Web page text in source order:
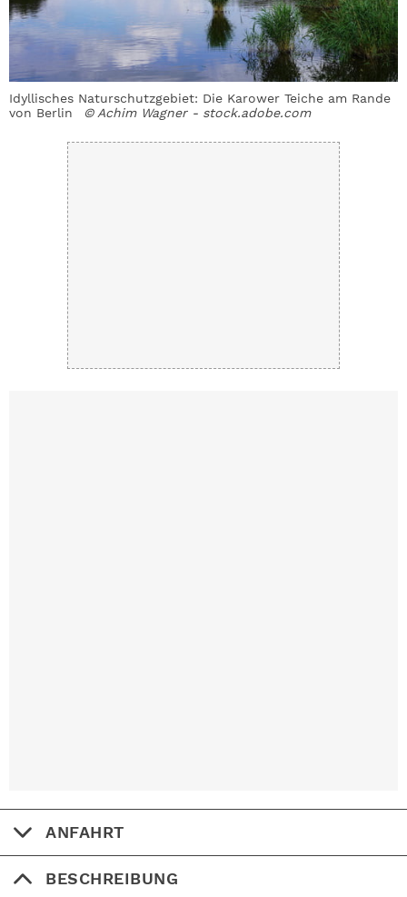
Idyllisches Naturschutzgebiet: Die Karower Teiche am Rande
von Berlin
© Achim Wagner - stock.adobe.com
ANFAHRT
BESCHREIBUNG